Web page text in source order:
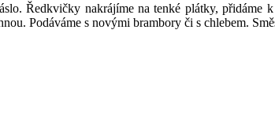
Ředkvičky nakrájíme na tenké plátky, přidáme
Podáváme s novými brambory či s chlebem.